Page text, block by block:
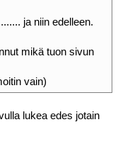
ja niin edelleen.
mikä tuon sivun
vain)
lukea edes jotain